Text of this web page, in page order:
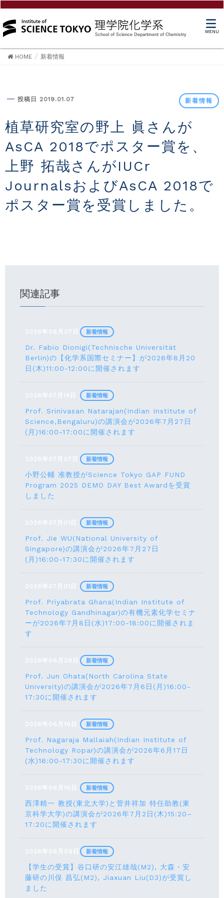
MENU
HOME 新着情報
投稿日 2019.01.07 新着情報
植草研究室の野上 眞さんが
AsCA 2018でポスター賞を、
上野 拓哉さんがIUCr
JournalsおよびAsCA 2018で
ポスター賞を受賞しました。
関連記事
2026年08月07日
Dr. Fabio Dionigi(Technische Universität
Berlin)の【化学系国際セミナー】が2026年8⽉20
⽇(⽊)11:00-12:00に開催されます
新着情報
2026年07月14日
Prof. Srinivasan Natarajan(Indian Institute of
Science,Bengaluru)の講演会が2026年7月27⽇
(月)16:00-17:00に開催されます
新着情報
2026年07月07日
小野公輔 准教授がScience Tokyo GAP FUND
Program 2025 DEMO DAY Best Awardを受賞
しました
新着情報
2026年07月01日
Prof. Jie WU(National University of
Singapore)の講演会が2026年7月27日
(月)16:00-17:30に開催されます
新着情報
2026年07月01日
Prof. Priyabrata Ghana(Indian Institute of
Technology Gandhinagar)の有機元素化学セミナ
ーが2026年7月8日(水)17:00-18:00に開催されま
す
新着情報
2026年06月29日
Prof. Jun Ohata(North Carolina State
University)の講演会が2026年7月6日(月)16:00-
17:30に開催されます
新着情報
2026年06月16日
Prof. Nagaraja Mallaiah(Indian Institute of
Technology Ropar)の講演会が2026年6月17⽇
(水)16:00-17:30に開催されます
新着情報
2026年06月16日
西澤精一 教授(東北大学)と菅井祥加 特任助教(東
京科学大学)の講演会が2026年7月2日(木)15:20–
17:20に開催されます
新着情報
2026年06月09日
【学生の受賞】谷口研の安江雄哉(M2), 大森・安
藤研の川俣 昌弘(M2), Jiaxuan Liu(D3)が受賞し
ました
新着情報